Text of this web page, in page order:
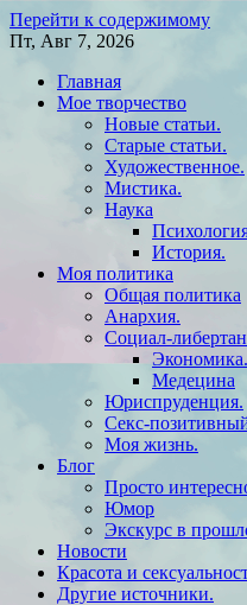
Перейти к содержимому
Пт, Авг 7, 2026
Главная
Мое творчество
Новые статьи.
Старые статьи.
Художественное.
Мистика.
Наука
История.
Моя политика
Общая политика
Анархия.
Социал-
Экономика.
Медецина
Юриспруденция.
Секс-
Моя жизнь.
Блог
Просто
Юмор
Экскурс в
Новости
Красота и
Другие источники.